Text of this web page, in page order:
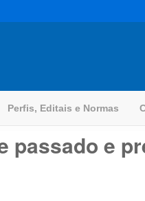
Perfis, Editais e Normas
passado e